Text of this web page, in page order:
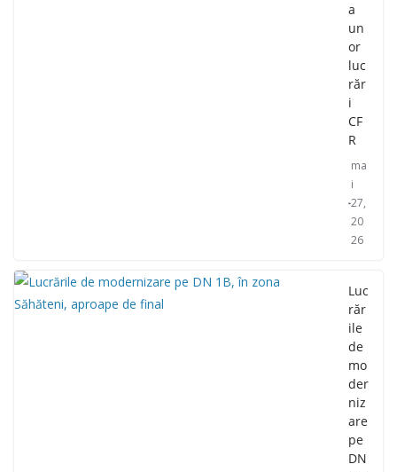
a
un
or
luc
răr
i
CF
R
ma
i
27,
20
26
Luc
răr
ile
de
mo
der
niz
are
pe
DN